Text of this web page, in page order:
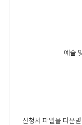
예술
신청서 파일을 다운